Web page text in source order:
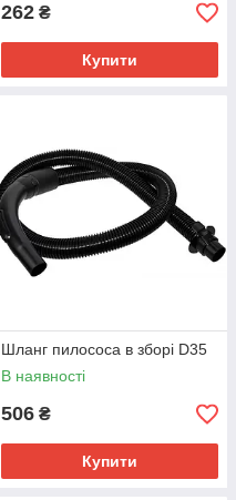
262 ₴
Купити
Шланг пилососа в зборі D35
В наявності
506 ₴
Купити